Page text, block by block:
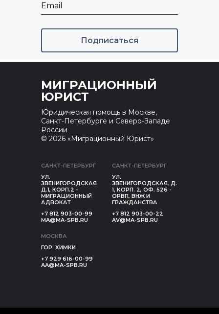
Email
Подписаться
МИГРАЦИОННЫЙ
ЮРИСТ
Юридическая помощь в Москве,
Санкт-Петербурге и Северо-Западе
России
© 2026 «Миграционный Юрист»
САНКТ-ПЕТЕРБУРГ
УЛ.
ЗВЕНИГОРОДСКАЯ
Д.1, КОРП.2 -
МИГРАЦИОННЫЙ
АДВОКАТ
+7 812 903-00-99
MA@MA-SPB.RU
САНКТ-ПЕТЕРБУРГ
УЛ.
ЗВЕНИГОРОДСКАЯ, Д.
1, КОРП. 2, ОФ. 526 -
ОРВП, ВНЖ И
ГРАЖДАНСТВА
+7 812 903-00-22
AV@MA-SPB.RU
МОСКВА
ГОР. ХИМКИ
+7 929 616-00-99
AA@MA-SPB.RU